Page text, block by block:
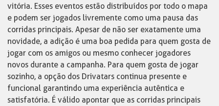
vitória. Esses eventos estão distribuídos por todo o mapa
e podem ser jogados livremente como uma pausa das
corridas principais. Apesar de não ser exatamente uma
novidade, a adição é uma boa pedida para quem gosta de
jogar com os amigos ou mesmo conhecer jogadores
novos durante a campanha. Para quem gosta de jogar
sozinho, a opção dos Drivatars continua presente e
funcional garantindo uma experiência autêntica e
satisfatória. É válido apontar que as corridas principais